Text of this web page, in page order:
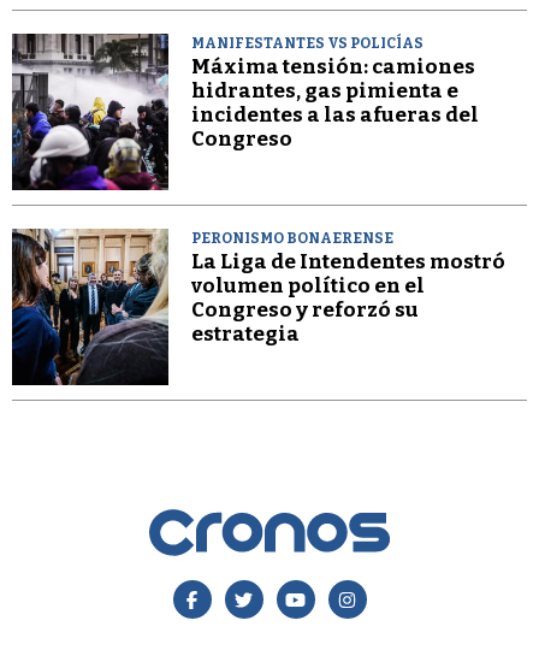
MANIFESTANTES VS POLICÍAS
Máxima tensión: camiones
hidrantes, gas pimienta e
incidentes a las afueras del
Congreso
PERONISMO BONAERENSE
La Liga de Intendentes mostró
volumen político en el
Congreso y reforzó su
estrategia